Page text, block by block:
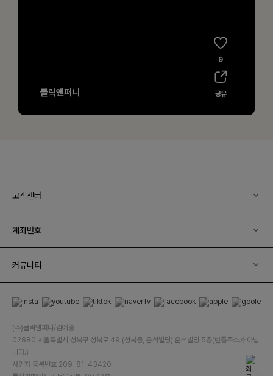
고객센터
계좌번호
커뮤니티
(주)클릭앤퍼니/김예중
02880 서울특별시 성북구 성북로 49 (성북동, 운석빌딩) 운석빌딩 5층(반품주소가 아닙
니다.)
사업자 등록번호 209-81-43420